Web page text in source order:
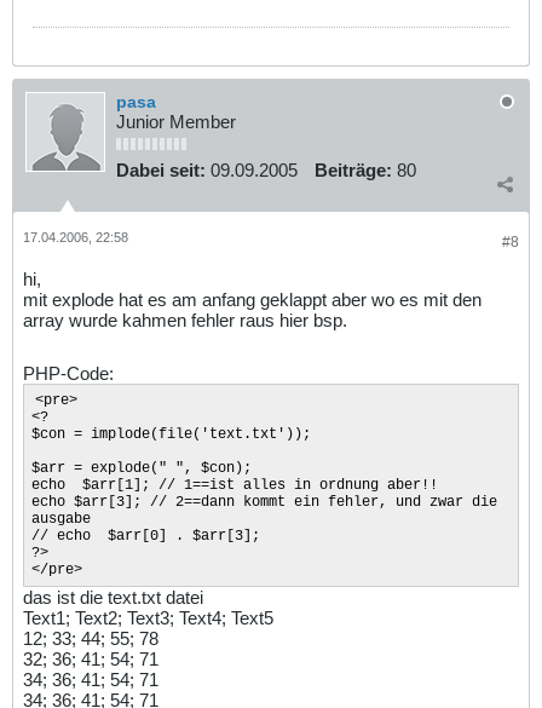
pasa
Junior Member
Dabei seit: 09.09.2005 Beiträge: 80
#8
17.04.2006, 22:58
hi,
mit explode hat es am anfang geklappt aber wo es mit den
array wurde kahmen fehler raus hier bsp.
PHP-Code:
<pre>
<?
$con = implode(file('text.txt'));
$arr = explode(" ", $con);
echo $arr[1]; // 1==ist alles in ordnung aber!!
echo $arr[3]; // 2==dann kommt ein fehler, und zwar die
ausgabe
// echo $arr[0] . $arr[3];
?>
</pre>
das ist die text.txt datei
Text1; Text2; Text3; Text4; Text5
12; 33; 44; 55; 78
32; 36; 41; 54; 71
34; 36; 41; 54; 71
34; 36; 41; 54; 71